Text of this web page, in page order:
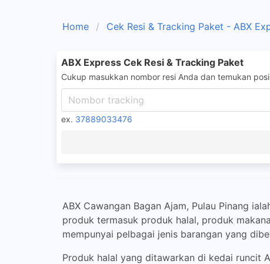
Home Cek Resi & Tracking Paket - ABX
ABX Express Cek Resi & Tracking Paket
Cukup masukkan nombor resi Anda dan temukan
ex. 37889033476
ABX Cawangan Bagan Ajam, Pulau Pinang
produk termasuk produk halal, produk
mempunyai pelbagai jenis barangan yang
Produk halal yang ditawarkan di kedai runcit